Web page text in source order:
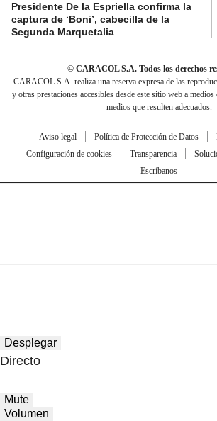
Presidente De la Espriella confirma la
captura de ‘Boni’, cabecilla de la
Segunda Marquetalia
© CARACOL S.A. Todos los derechos
CARACOL S.A. realiza una reserva expresa de las
y otras prestaciones accesibles desde este sitio web a
medios que resulten adecuados.
Aviso legal Política de Protección de Datos
Configuración de cookies
Transparencia
Escríbanos
Desplegar
Directo
Mute
Volumen